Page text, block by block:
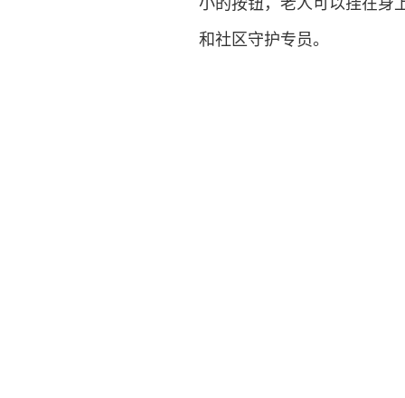
小的按钮，老人可以挂在身
和社区守护专员。